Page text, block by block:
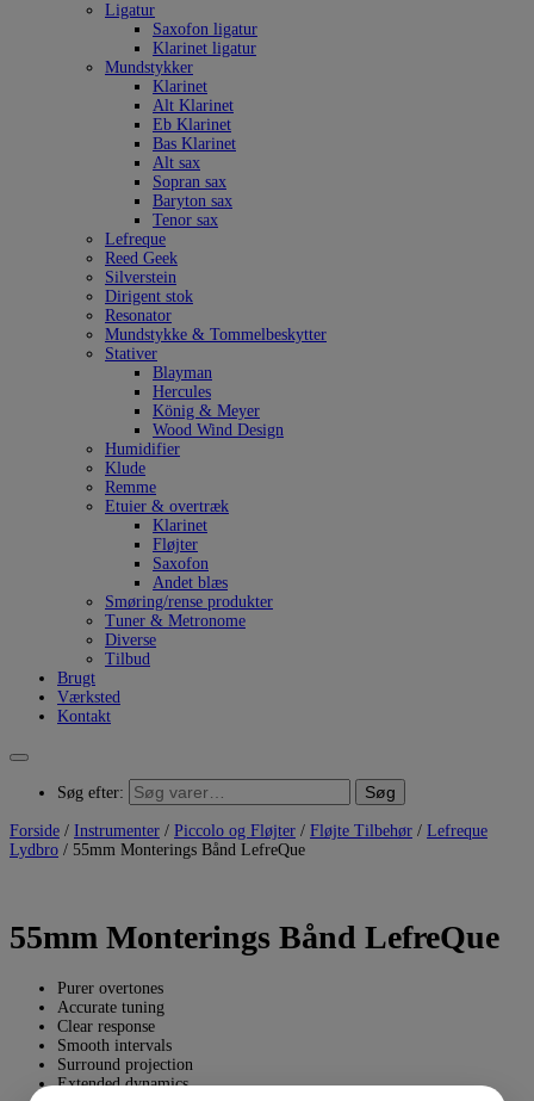
Ligatur
Saxofon ligatur
Klarinet ligatur
Mundstykker
Klarinet
Alt Klarinet
Eb Klarinet
Bas Klarinet
Alt sax
Sopran sax
Baryton sax
Tenor sax
Lefreque
Reed Geek
Silverstein
Dirigent stok
Resonator
Mundstykke & Tommelbeskytter
Stativer
Blayman
Hercules
König & Meyer
Wood Wind Design
Humidifier
Klude
Remme
Etuier & overtræk
Klarinet
Fløjter
Saxofon
Andet blæs
Smøring/rense produkter
Tuner & Metronome
Diverse
Tilbud
Brugt
Værksted
Kontakt
Søg efter: Søg
Forside / Instrumenter / Piccolo og Fløjter / Fløjte Tilbehør / Lefreque
Lydbro / 55mm Monterings Bånd LefreQue
55mm Monterings Bånd LefreQue
Purer overtones
Accurate tuning
Clear response
Smooth intervals
Surround projection
Extended dynamics